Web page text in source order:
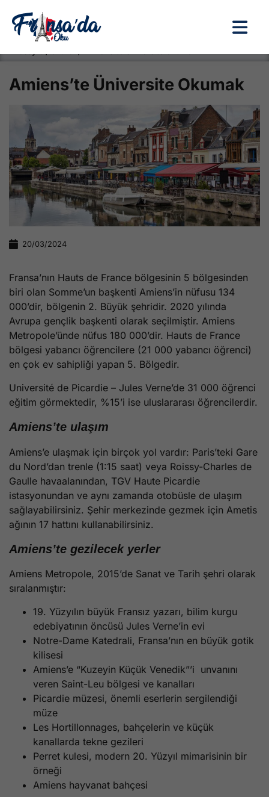
Amiens’te Üniversite Okumak
20/03/2024
Fransa’nın Hauts de France bölgesinin 5 bölgesinden
biri olan Somme’un başkenti Amiens’in nüfusu 134
000’dir, bölgenin 2. Büyük şehridir. 2020 yılında
Avrupa gençlik başkenti olarak seçilmiştir. Amiens
Metropole’ünde nüfus 180 000’dir. Hauts de France
bölgesi yabancı öğrencilere (21 000 yabancı öğrenci)
en çok ev sahipliği yapan 5. Bölgedir.
Université de Picardie – Jules Verne’de 31 000 öğrenci
eğitim görmektedir, %15’i ise uluslararası öğrencilerdir.
Amiens’te ulaşım
Amiens’e ulaşmak için birçok yol vardır: Paris’teki Gare
du Nord’dan trenle (1:15 saat) veya Roissy-Charles de
Gaulle havaalanından, TGV Haute Picardie
istasyonundan ve aynı zamanda otobüsle de ulaşım
sağlayabilirsiniz. Şehir merkezinde gezmek için Ametis
ağının 17 hattını kullanabilirsiniz.
Amiens’te gezilecek yerler
Amiens Metropole, 2015’de Sanat ve Tarih şehri olarak
sıralanmıştır:
19. Yüzyılın büyük Fransız yazarı, bilim kurgu
edebiyatının öncüsü Jules Verne’in evi
Notre-Dame Katedrali, Fransa’nın en büyük gotik
kilisesi
Amiens’e “Kuzeyin Küçük Venedik”’i unvanını
veren Saint-Leu bölgesi ve kanalları
Picardie müzesi, önemli eserlerin sergilendiği
müze
Les Hortillonnages, bahçelerin ve küçük
kanallarda tekne gezileri
Perret kulesi, modern 20. Yüzyıl mimarisinin bir
örneği
Amiens hayvanat bahçesi